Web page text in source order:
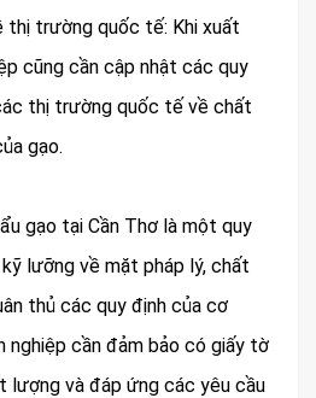
thị trường quốc tế: Khi xuất
cũng cần cập nhật các quy
thị trường quốc tế về chất
gạo.
gạo tại Cần Thơ là một quy
lưỡng về mặt pháp lý, chất
thủ các quy định của cơ
nghiệp cần đảm bảo có giấy tờ
lượng và đáp ứng các yêu cầu